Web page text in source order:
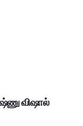
விஷால்